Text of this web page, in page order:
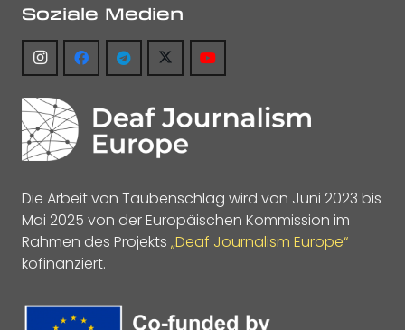
Soziale Medien
Die Arbeit von Taubenschlag wird von Juni 2023 bis
Mai 2025 von der Europäischen Kommission im
Rahmen des Projekts „Deaf Journalism Europe“
kofinanziert.